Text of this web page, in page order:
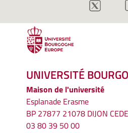
UNIVERSITÉ
Maison de l'université
Esplanade Erasme
BP 27877 21078 DIJON
03 80 39 50 00